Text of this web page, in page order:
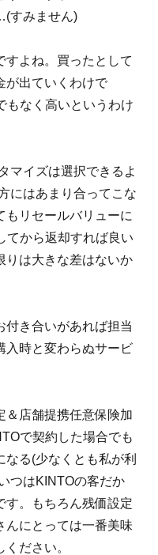
すみません)
すよね。買ったとして
が出ていくわけで
もなく高いというわけ
マイズは選択できるよ
にはあまり合ってこな
もリセールバリューに
てから返却すれば良い
りは大きな差はないか
付き合いがあれば担当
入時と変わらぬサービ
＆店舗提携任意保険加
で契約した場合でも
なる(少なくとも私が利
つはKINTOの客だか
。もちろん残価設定
んにとっては一番美味
ださい。